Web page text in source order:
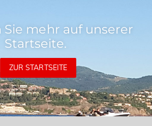
Sie mehr auf unserer
Startseite.
ZUR STARTSEITE